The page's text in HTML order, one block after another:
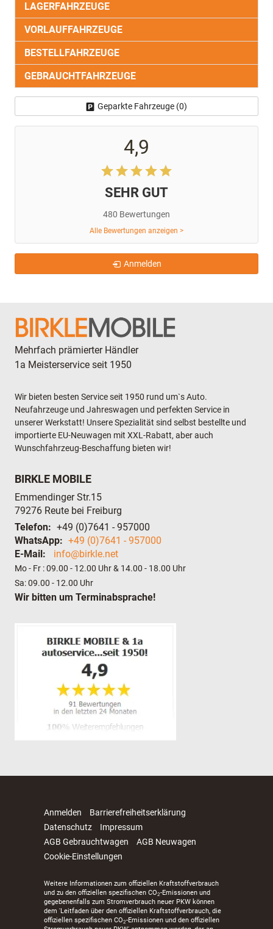
LAGERFAHRZEUGE
VORLAUFFAHRZEUGE
BESTELLFAHRZEUGE
GEBRAUCHTFAHRZEUGE
Geparkte Fahrzeuge (0)
4,9
SEHR GUT
480 Bewertungen
Alle Bewertungen anzeigen >
Anmelden
Mehrfach prämierter Händler
1a Meisterservice seit 1950
Wir bieten besten Service seit 1950 rund um`s Auto.
Neufahrzeuge und Jahreswagen und perfekten Service in
unserer Werkstatt! Unsere Spezialität sind selbst bestellte und
importierte EU-Neuwagen mit XXL-Rabatt, aber auch
Wunschfahrzeug-Beschaffung bieten wir!
BIRKLE MOBILE
Emmendinger Str.15
79276 Reute bei Freiburg
Telefon: +49 (0)7641 - 957000
WhatsApp: +49 (0)7641 - 957000
E-Mail:
info@birkle.net
Mo - Fr : 09.00 - 12.00 Uhr & 14.00 - 18.00 Uhr
Sa: 09.00 - 12.00 Uhr
Wir bitten um Terminabsprache!
Anmelden
Barrierefreiheitserklärung
Datenschutz
Impressum
AGB Gebrauchtwagen
AGB Neuwagen
Cookie-Einstellungen
Weitere Informationen zum offiziellen Kraftstoffverbrauch
und zu den offiziellen spezifischen CO2-Emissionen und
gegebenenfalls zum Stromverbrauch neuer PKW können
dem 'Leitfaden über den offiziellen Kraftstoffverbrauch, die
offiziellen spezifischen CO2-Emissionen und den offiziellen